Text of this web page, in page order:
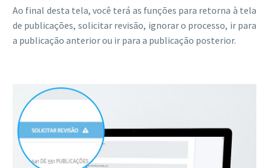
Ao final desta tela, você terá as funções para retorna à tela
de publicações, solicitar revisão, ignorar o processo, ir para
a publicação anterior ou ir para a publicação posterior.